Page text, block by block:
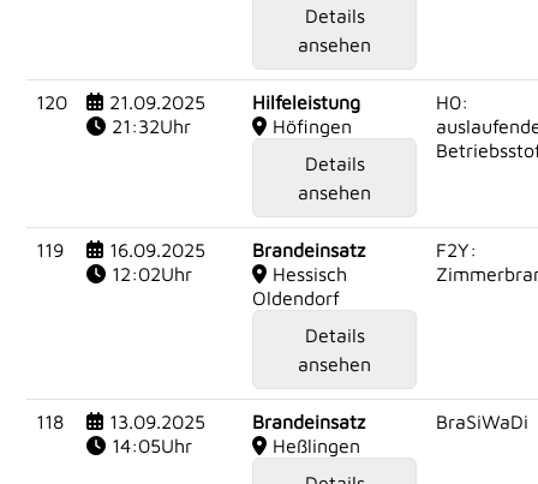
Details
ansehen
120
21.09.2025
21:32Uhr
Hilfeleistung
Höfingen
Details
ansehen
H0:
119
16.09.2025
12:02Uhr
Brandeinsatz
Hessisch
Oldendorf
Details
ansehen
F2Y:
118
13.09.2025
14:05Uhr
Brandeinsatz
Heßlingen
BraSiWaDi